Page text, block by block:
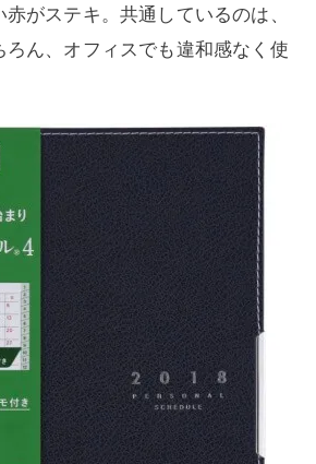
がステキ。共通しているのは、
ろん、オフィスでも違和感なく使